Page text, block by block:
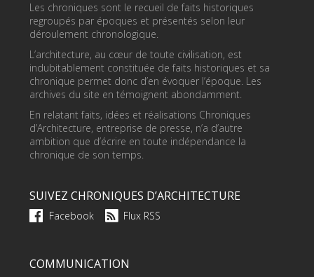
Les chroniques sont le recueil de faits historiques
regroupés par époques et présentés selon leur
déroulement chronologique.
L’architecture, au cœur de toute civilisation, est
indubitablement constituée de faits historiques et sa
chronique permet donc d’en évoquer l’époque. Les
archives du site en témoignent abondamment.
En relatant faits, idées et réalisations Chroniques
d’Architecture, entreprise de presse, n’a d’autre
ambition que d’écrire en toute indépendance la
chronique de son temps.
SUIVEZ CHRONIQUES D’ARCHITECTURE
Facebook Flux RSS
COMMUNICATION